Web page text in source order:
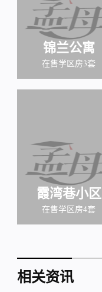
锦兰公寓
在售学区房3套
霞湾巷小区
在售学区房4套
相关资讯